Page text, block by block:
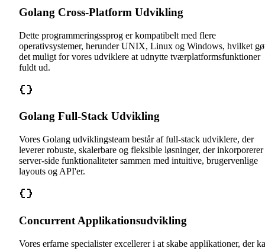
Golang Cross-Platform Udvikling
Dette programmeringssprog er kompatibelt med flere
operativsystemer, herunder UNIX, Linux og Windows, hvilket
det muligt for vores udviklere at udnytte tværplatformsfunktioner
fuldt ud.
Golang Full-Stack Udvikling
Vores Golang udviklingsteam består af full-stack udviklere, der
leverer robuste, skalerbare og fleksible løsninger, der inkorporerer
server-side funktionaliteter sammen med intuitive, brugervenlige
layouts og API'er.
Concurrent Applikationsudvikling
Vores erfarne specialister excellerer i at skabe applikationer, der